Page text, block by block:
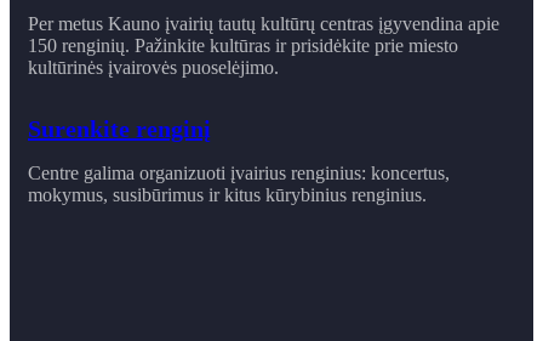
Per metus Kauno įvairių tautų kultūrų centras įgyvendina apie
150 renginių. Pažinkite kultūras ir prisidėkite prie miesto
kultūrinės įvairovės puoselėjimo.
Surenkite renginį
Centre galima organizuoti įvairius renginius: koncertus,
mokymus, susibūrimus ir ​kitus kūrybinius renginius.